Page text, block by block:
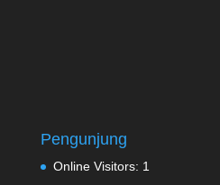
Pengunjung
Online Visitors: 1